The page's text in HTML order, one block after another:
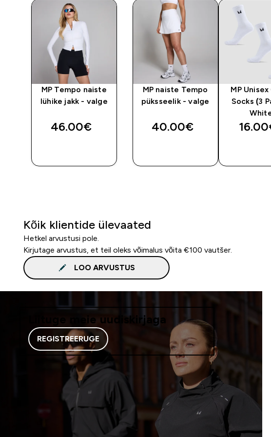
MP Tempo naiste
lühike jakk - valge
46.00€‎
MP naiste Tempo
püksseelik - valge
40.00€‎
MP
Socks (3
Kõik klientide ülevaated
Hetkel arvustusi pole.
Kirjutage arvustus, et teil oleks võimalus võita €100 vautšer.
LOO ARVUSTUS
Liituge meie uudiskirjaga
REGISTREERUGE